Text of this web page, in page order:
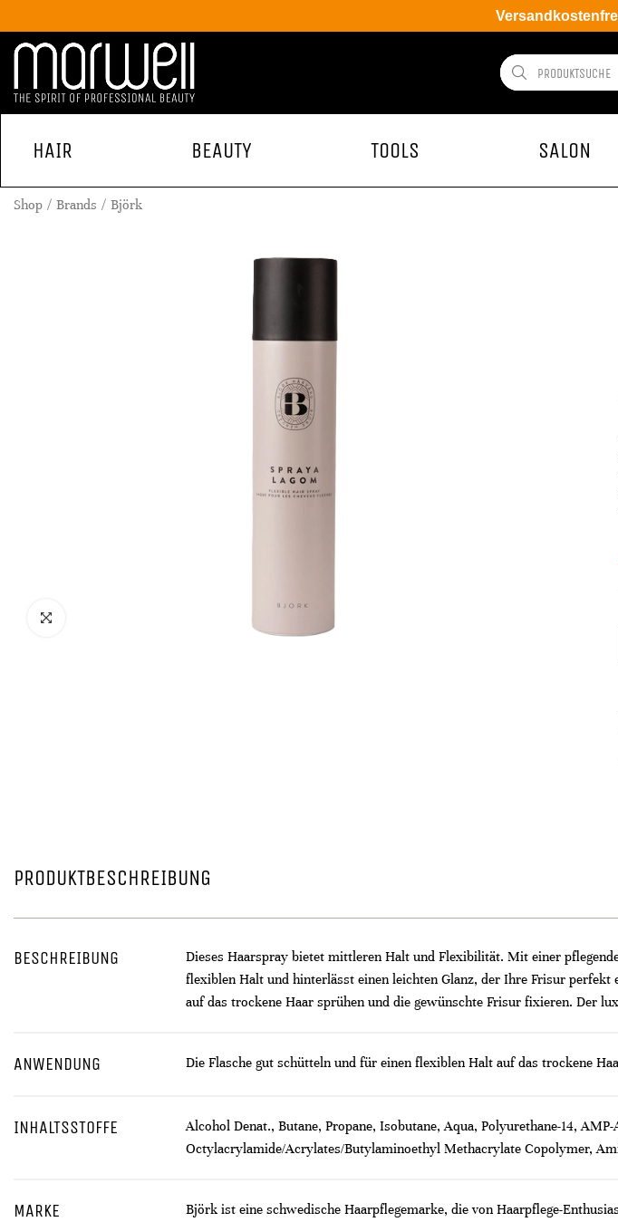
HAIR BEAUTY TOOLS SALON
Shop Brands Björk
PRODUKTBESCHREIBUNG
BESCHREIBUNG
Dieses Haarspray bietet mittleren Halt und Flexibilität. Mit einer
flexiblen Halt und hinterlässt einen leichten Glanz, der Ihre Frisur
auf das trockene Haar sprühen und die gewünschte Frisur fixieren. Der
ANWENDUNG Die Flasche gut schütteln und für einen flexiblen Halt auf das trockene
INHALTSSTOFFE
Alcohol Denat., Butane, Propane, Isobutane, Aqua, Polyurethane-14,
Octylacrylamide/Acrylates/Butylaminoethyl Methacrylate Copolymer,
MARKE
Björk ist eine schwedische Haarpflegemarke, die von Haarpflege-